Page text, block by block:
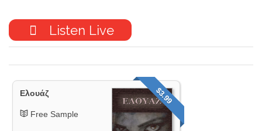
Listen Live
$3.99
Ελουάζ
Free Sample